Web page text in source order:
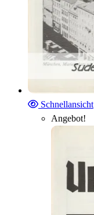
Schnellansicht
Angebot!